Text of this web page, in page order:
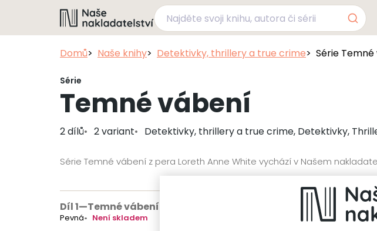
Domů Naše knihy Detektivky, thrillery a true crime Série
Série
Temné vábení
2 dílů 2 variant Detektivky, thrillery a true crime, Detektivky,
Série Temné vábení z pera Loreth Anne White vychází v Našem
Díl 1—Temné vábení
Pevná Není skladem